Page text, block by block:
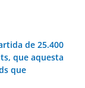
de 25.400
que aquesta
que